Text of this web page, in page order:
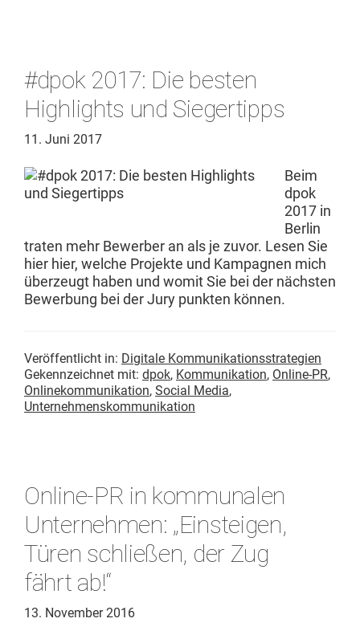
#dpok 2017: Die besten
Highlights und Siegertipps
11. Juni 2017
Beim
dpok
2017 in
Berlin
trat­en mehr Bewer­ber an als je zuvor. Lesen Sie
hier hier, welche Pro­jek­te und Kam­pag­nen mich
überzeugt haben und wom­it Sie bei der näch­sten
Bewer­bung bei der Jury punk­ten können.
Veröffentlicht in: Digitale Kommunikationsstrategien
Gekennzeichnet mit: dpok, Kommunikation, Online-PR,
Onlinekommunikation, Social Media,
Unternehmenskommunikation
Online-PR in kommunalen
Unternehmen: „Einsteigen,
Türen schließen, der Zug
fährt ab!“
13. November 2016